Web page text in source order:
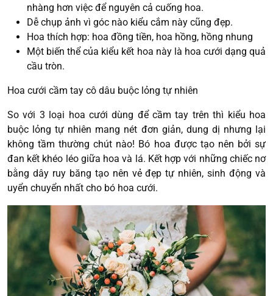
nhàng hơn việc để nguyên cả cuống hoa.
Dễ chụp ảnh vì góc nào kiểu cắm này cũng đẹp.
Hoa thích hợp: hoa đồng tiền, hoa hồng, hồng nhung
Một biến thể của kiểu kết hoa này là hoa cưới dạng quả
cầu tròn.
Hoa cưới cầm tay cô dâu buộc lỏng tự nhiên
So với 3 loại hoa cưới dùng để cầm tay trên thì kiểu hoa
buộc lỏng tự nhiên mang nét đơn giản, dung dị nhưng lại
không tầm thường chút nào! Bó hoa được tạo nên bởi sự
đan kết khéo léo giữa hoa và lá. Kết hợp với những chiếc nơ
bằng dây ruy băng tạo nên vẻ đẹp tự nhiên, sinh động và
uyển chuyển nhất cho bó hoa cưới.